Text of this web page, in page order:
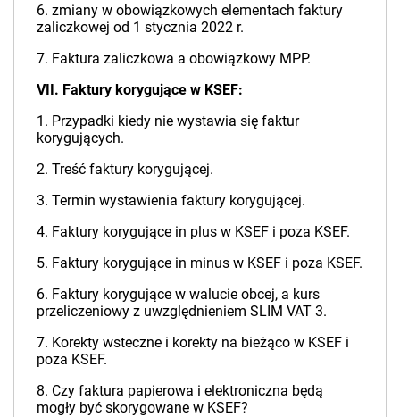
6. zmiany w obowiązkowych elementach faktury
zaliczkowej od 1 stycznia 2022 r.
7. Faktura zaliczkowa a obowiązkowy MPP.
VII. Faktury korygujące w KSEF:
1. Przypadki kiedy nie wystawia się faktur
korygujących.
2. Treść faktury korygującej.
3. Termin wystawienia faktury korygującej.
4. Faktury korygujące in plus w KSEF i poza KSEF.
5. Faktury korygujące in minus w KSEF i poza KSEF.
6. Faktury korygujące w walucie obcej, a kurs
przeliczeniowy z uwzględnieniem SLIM VAT 3.
7. Korekty wsteczne i korekty na bieżąco w KSEF i
poza KSEF.
8. Czy faktura papierowa i elektroniczna będą
mogły być skorygowane w KSEF?